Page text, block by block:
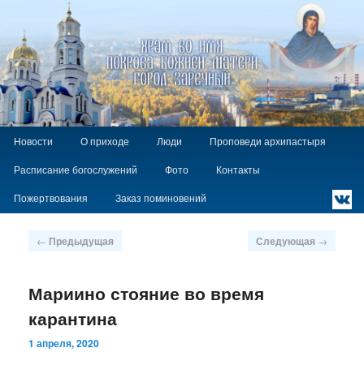
Храм Покрова Божией Матери г.
Заречный
Главное
Перейти
основному
содержимому
Новости О приходе Люди Проповеди архипастыря
Расписание богослужений Фото Контакты
Пожертвования Заказ поминовений
`
Навигация
← Предыдущая Следующая →
Мариино стояние во время
карантина
1 апреля, 2020